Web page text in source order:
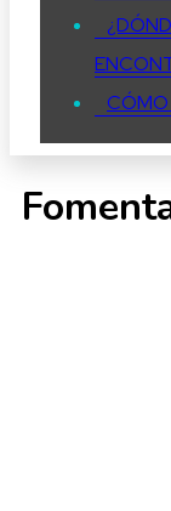
CÓMO